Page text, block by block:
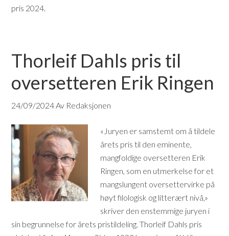
pris 2024.
Thorleif Dahls pris til
oversetteren Erik Ringen
24/09/2024Av Redaksjonen
«Juryen er samstemt om å tildele
årets pris til den eminente,
mangfoldige oversetteren Erik
Ringen, som en utmerkelse for et
mangslungent oversettervirke på
høyt filologisk og litterært nivå,»
skriver den enstemmige juryen i
sin begrunnelse for årets pristildeling. Thorleif Dahls pris